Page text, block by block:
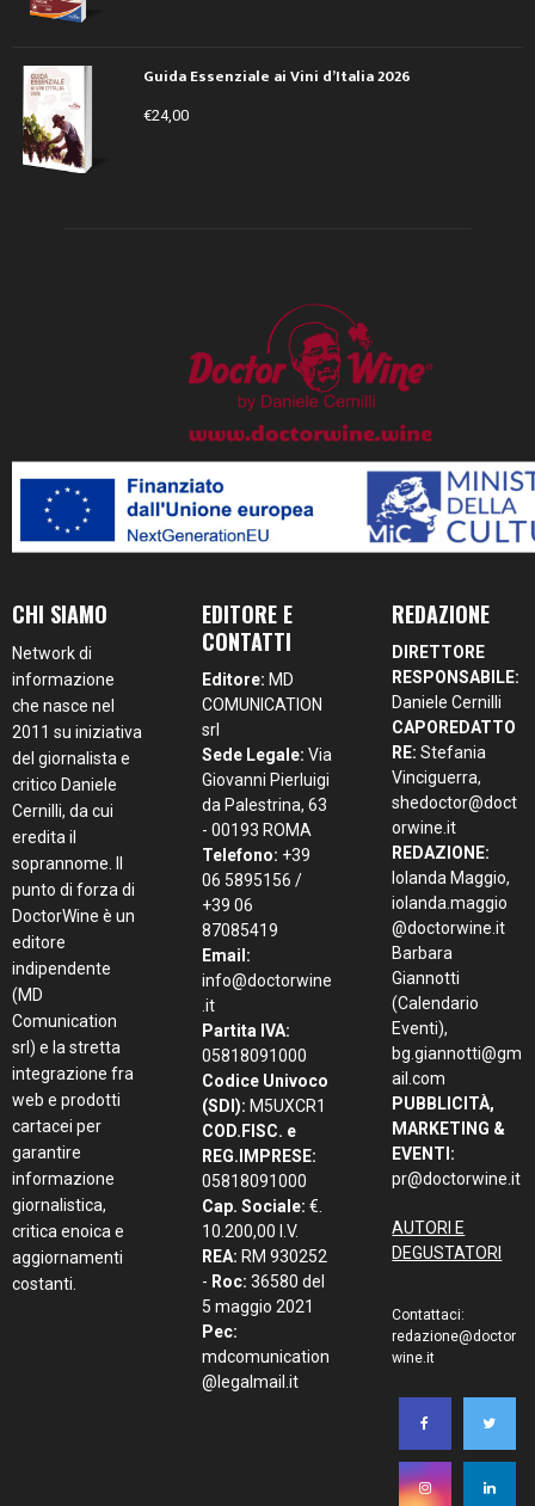
Guida Essenziale ai Vini d’Italia 2026
€24,00
CHI SIAMO
Network di
informazione
che nasce nel
2011 su iniziativa
del giornalista e
critico Daniele
Cernilli, da cui
eredita il
soprannome. Il
punto di forza di
DoctorWine è un
editore
indipendente
(MD
Comunication
srl) e la stretta
integrazione fra
web e prodotti
cartacei per
garantire
informazione
giornalistica,
critica enoica e
aggiornamenti
costanti.
EDITORE E
CONTATTI
Editore: MD
COMUNICATION
srl
Sede Legale: Via
Giovanni Pierluigi
da Palestrina, 63
- 00193 ROMA
Telefono: +39
06 5895156 /
+39 06
87085419
Email:
info@doctorwine
.it
Partita IVA:
05818091000
Codice Univoco
(SDI): M5UXCR1
COD.FISC. e
REG.IMPRESE:
05818091000
Cap. Sociale: €.
10.200,00 I.V.
REA: RM 930252
- Roc: 36580 del
5 maggio 2021
Pec:
mdcomunication
@legalmail.it
REDAZIONE
DIRETTORE
RESPONSABILE:
Daniele Cernilli
CAPOREDATTO
RE: Stefania
Vinciguerra,
shedoctor@doct
orwine.it
REDAZIONE:
Iolanda Maggio,
iolanda.maggio
@doctorwine.it
Barbara
Giannotti
(Calendario
Eventi),
bg.giannotti@gm
ail.com
PUBBLICITÀ,
MARKETING &
EVENTI:
pr@doctorwine.it
AUTORI E
DEGUSTATORI
Contattaci:
redazione@doctor
wine.it